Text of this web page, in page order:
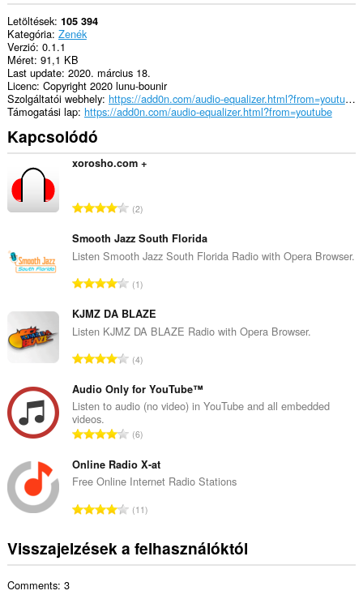
Letöltések 105 394
Kategória Zenék
Verzió 0.1.1
Méret 91,1 KB
Last update 2020. március 18.
Licenc Copyright 2020 lunu-bounir
Szolgáltatói webhely
https://add0n.com/audio-equalizer.html?from=youtube
Támogatási lap https://add0n.com/audio-equalizer.html?from=youtube
Kapcsolódó
xorosho.com +
Ö
s
z
s
r
t
é
k
e
l
s
z
á
a
2
Smooth Jazz South Florida
Listen Smooth Jazz South Florida Radio with Opera Browser.
Ö
s
z
s
r
t
é
k
e
l
s
z
á
1
KJMZ DA BLAZE
Listen KJMZ DA BLAZE Radio with Opera Browser.
Ö
s
z
s
r
t
é
k
l
é
4
Audio Only for YouTube™
Listen to audio (no video) in YouTube and all embedded
videos.
Ö
s
z
s
r
t
6
Online Radio X-at
Free Online Internet Radio Stations
Ö
z
11
Visszajelzések a felhasználóktól
Comments: 3